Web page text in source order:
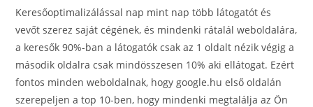
Keresőoptimalizálással nap mint nap több látogatót és
vevőt szerez saját cégének, és mindenki rátalál weboldalára,
a keresők 90%-ban a látogatók csak az 1 oldalt nézik végig a
második oldalra csak mindösszesen 10% aki ellátogat. Ezért
fontos minden weboldalnak, hogy google.hu első oldalán
szerepeljen a top 10-ben, hogy mindenki megtalálja az Ön